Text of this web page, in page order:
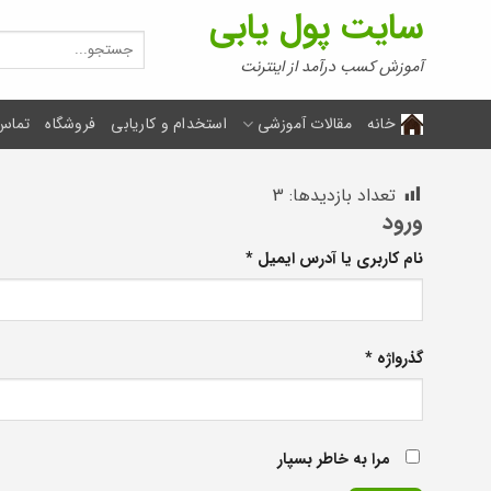
سایت پول یابی
آموزش کسب درآمد از اینترنت
جستجو
برای:
خانه مقالات آموزشی استخدام و کاریابی فروشگاه
تعداد بازدیدها: 3
ورود
نام کاربری یا آدرس ایمیل *الزامی
گذرواژه *الزامی
Alternative:
مرا به خاطر بسپار